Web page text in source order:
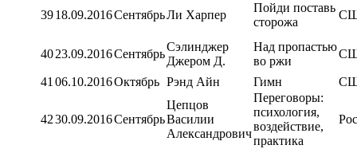
3918.09.2016СентябрьЛи Харпер
Пойди поставь
сторожа
4023.09.2016Сентябрь
Сэлинджер
Джером Д.
Над пропастью
во ржи
41 06.10.2016Октябрь Рэнд Айн Гимн
4230.09.2016Сентябрь
Цепцов
Василии
Александрович
Переговоры:
психология,
воздействие,
практика